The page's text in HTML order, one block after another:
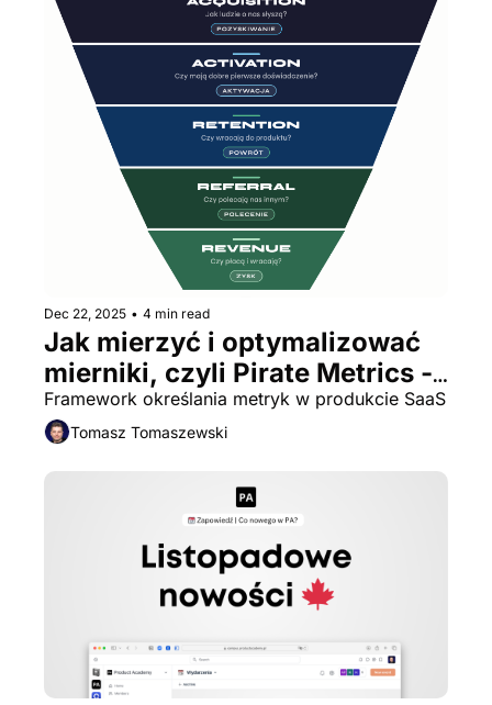
Dec 22, 2025 • 4 min read
Jak mierzyć i optymalizować
mierniki, czyli Pirate Metrics -
AARRR
Framework określania metryk w produkcie SaaS
Tomasz Tomaszewski